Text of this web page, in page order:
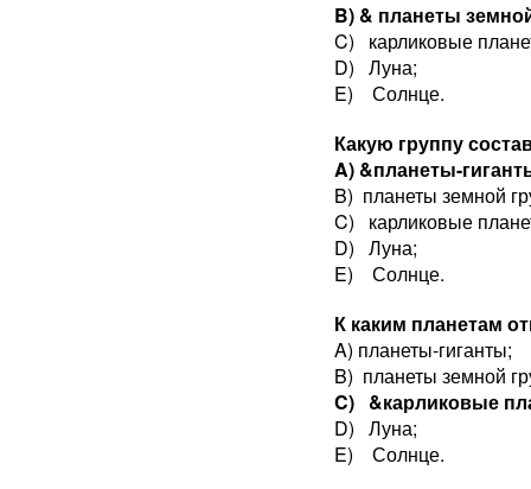
B) & планеты
C) карликовые
D) Луна;
E) Солнце.
Какую группу
A) &планеты-
B) планеты земной
C) карликовые
D) Луна;
E) Солнце.
К каким планетам
A) планеты-гиганты;
B) планеты земной
C) &карликовые
D) Луна;
E) Солнце.